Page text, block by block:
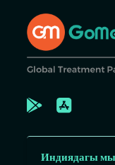
Индиядагы